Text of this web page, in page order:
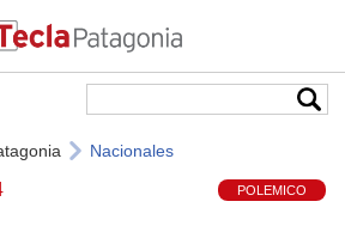
Nacionales
POLEMICO